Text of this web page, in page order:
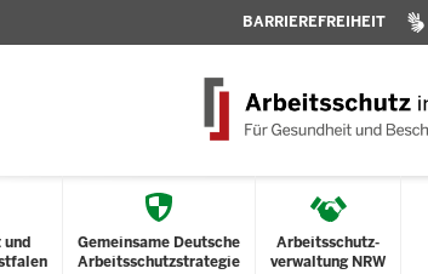
BARRIEREFREIHEIT
und
Gemeinsame Deutsche
Arbeitsschutzstrategie
Arbeitsschutz-
verwaltung NRW